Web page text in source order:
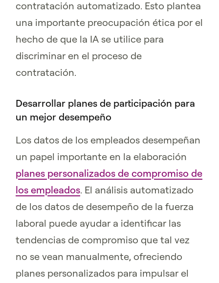
contratación automatizado. Esto plantea
una importante preocupación ética por el
hecho de que la IA se utilice para
discriminar en el proceso de
contratación.
Desarrollar planes de participación para
un mejor desempeño
Los datos de los empleados desempeñan
un papel importante en la elaboración
planes personalizados de compromiso de
los empleados. El análisis automatizado
de los datos de desempeño de la fuerza
laboral puede ayudar a identificar las
tendencias de compromiso que tal vez
no se vean manualmente, ofreciendo
planes personalizados para impulsar el